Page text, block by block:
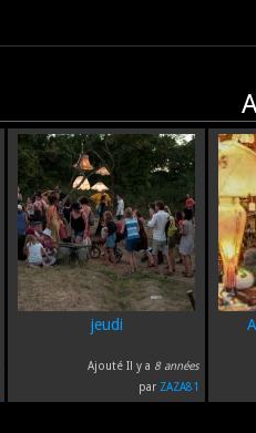
jeudi
Ajouté Il y a 8 années
par ZAZA81